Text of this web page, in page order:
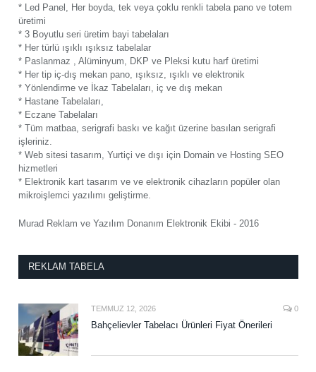
* Led Panel, Her boyda, tek veya çoklu renkli tabela pano ve totem
üretimi
* 3 Boyutlu seri üretim bayi tabelaları
* Her türlü ışıklı ışıksız tabelalar
* Paslanmaz , Alüminyum, DKP ve Pleksi kutu harf üretimi
* Her tip iç-dış mekan pano, ışıksız, ışıklı ve elektronik
* Yönlendirme ve İkaz Tabelaları, iç ve dış mekan
* Hastane Tabelaları,
* Eczane Tabelaları
* Tüm matbaa, serigrafi baskı ve kağıt üzerine basılan serigrafi
işleriniz.
* Web sitesi tasarım, Yurtiçi ve dışı için Domain ve Hosting SEO
hizmetleri
* Elektronik kart tasarım ve ve elektronik cihazların popüler olan
mikroişlemci yazılımı geliştirme.
Murad Reklam ve Yazılım Donanım Elektronik Ekibi - 2016
REKLAM TABELA
TEMMUZ 12, 2026 0
Bahçelievler Tabelacı Ürünleri Fiyat Önerileri